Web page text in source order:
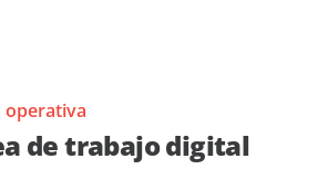
operativa
de trabajo digital